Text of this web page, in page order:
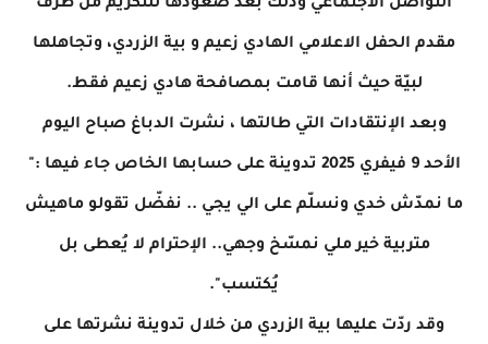
التواصل الاجتماعي وذلك بعد صعودها للتكريم من طرف
مقدم الحفل الاعلامي الهادي زعيم و بية الزردي، وتجاهلها
لبيّة حيث أنها قامت بمصافحة هادي زعيم فقط.
وبعد الإنتقادات التي طالتها ، نشرت الدباغ صباح اليوم
الأحد 9 فيفري 2025 تدوينة على حسابها الخاص جاء فيها :"
ما نمدّش خدي ونسلّم على الي يجي .. نفضّل تقولو ماهيش
متربية خير ملي نمسّخ وجهي.. الإحترام لا يُعطى بل
يُكتسب".
وقد ردّت عليها بية الزردي من خلال تدوينة نشرتها على